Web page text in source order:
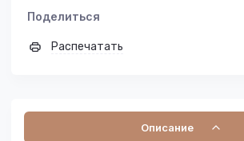
Поделиться
Распечатать
Описание